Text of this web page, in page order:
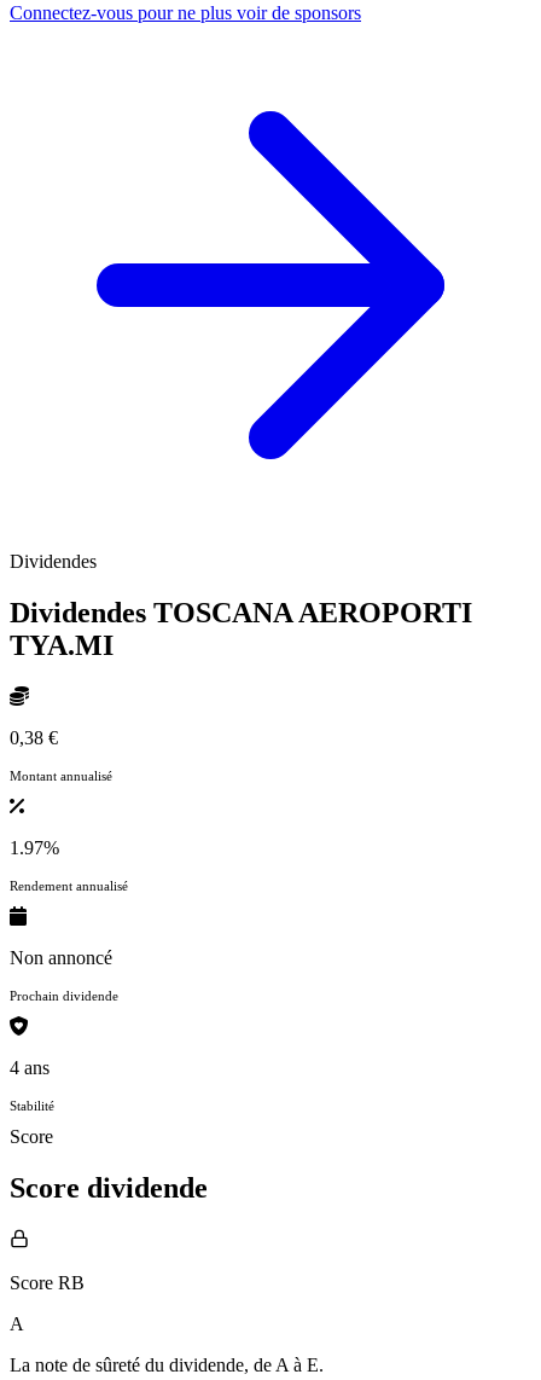
Connectez-vous pour ne plus voir de sponsors
Dividendes
Dividendes TOSCANA AEROPORTI
TYA.MI
0,38 €
Montant annualisé
1.97%
Rendement annualisé
Non annoncé
Prochain dividende
4 ans
Stabilité
Score
Score dividende
Score RB
A
La note de sûreté du dividende, de A à E.